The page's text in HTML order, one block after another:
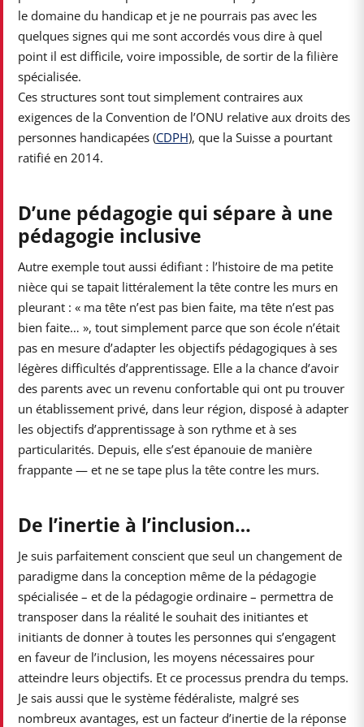
le domaine du handicap et je ne pourrais pas avec les
quelques signes qui me sont accordés vous dire à quel
point il est difficile, voire impossible, de sortir de la filière
spécialisée.
Ces structures sont tout simplement contraires aux
exigences de la Convention de l’ONU relative aux droits des
personnes handicapées (CDPH), que la Suisse a pourtant
ratifié en 2014.
D’une pédagogie qui sépare à une
pédagogie inclusive
Autre exemple tout aussi édifiant : l’histoire de ma petite
nièce qui se tapait littéralement la tête contre les murs en
pleurant : « ma tête n’est pas bien faite, ma tête n’est pas
bien faite… », tout simplement parce que son école n’était
pas en mesure d’adapter les objectifs pédagogiques à ses
légères difficultés d’apprentissage. Elle a la chance d’avoir
des parents avec un revenu confortable qui ont pu trouver
un établissement privé, dans leur région, disposé à adapter
les objectifs d’apprentissage à son rythme et à ses
particularités. Depuis, elle s’est épanouie de manière
frappante — et ne se tape plus la tête contre les murs.
De l’inertie à l’inclusion…
Je suis parfaitement conscient que seul un changement de
paradigme dans la conception même de la pédagogie
spécialisée – et de la pédagogie ordinaire – permettra de
transposer dans la réalité le souhait des initiantes et
initiants de donner à toutes les personnes qui s’engagent
en faveur de l’inclusion, les moyens nécessaires pour
atteindre leurs objectifs. Et ce processus prendra du temps.
Je sais aussi que le système fédéraliste, malgré ses
nombreux avantages, est un facteur d’inertie de la réponse